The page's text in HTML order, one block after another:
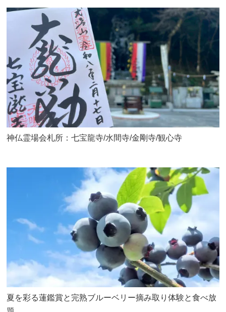
神仏霊場会札所：七宝龍寺/水間寺/金剛寺/観心寺
夏を彩る蓮鑑賞と完熟ブルーベリー摘み取り体験と食べ放